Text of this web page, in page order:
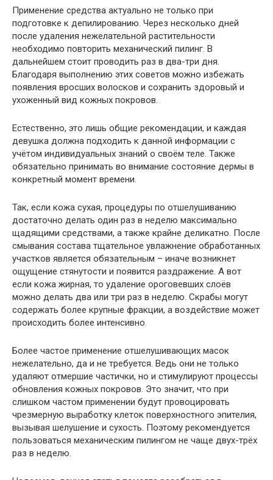
Применение средства актуально не только при
подготовке к депилированию. Через несколько дней
после удаления нежелательной растительности
необходимо повторить механический пилинг. В
дальнейшем стоит проводить раз в два-три дня.
Благодаря выполнению этих советов можно избежать
появления вросших волосков и сохранить здоровый и
ухоженный вид кожных покровов.
Естественно, это лишь общие рекомендации, и каждая
девушка должна подходить к данной информации с
учётом индивидуальных знаний о своём теле. Также
обязательно принимать во внимание состояние дермы в
конкретный момент времени.
Так, если кожа сухая, процедуры по отшелушиванию
достаточно делать один раз в неделю максимально
щадящими средствами, а также крайне деликатно. После
смывания состава тщательное увлажнение обработанных
участков является обязательным – иначе возникнет
ощущение стянутости и появится раздражение. А вот
если кожа жирная, то удаление ороговевших слоёв
можно делать два или три раз в неделю. Скрабы могут
содержать более крупные фракции, а воздействие может
происходить более интенсивно.
Более частое применение отшелушивающих масок
нежелательно, да и не требуется. Ведь они не только
удаляют отмершие частички, но и стимулируют процессы
обновления кожных покровов. Это значит, что при
слишком частом применении будут провоцировать
чрезмерную выработку клеток поверхностного эпителия,
вызывая шелушение и сухость. Поэтому рекомендуется
пользоваться механическим пилингом не чаще двух-трёх
раз в неделю.